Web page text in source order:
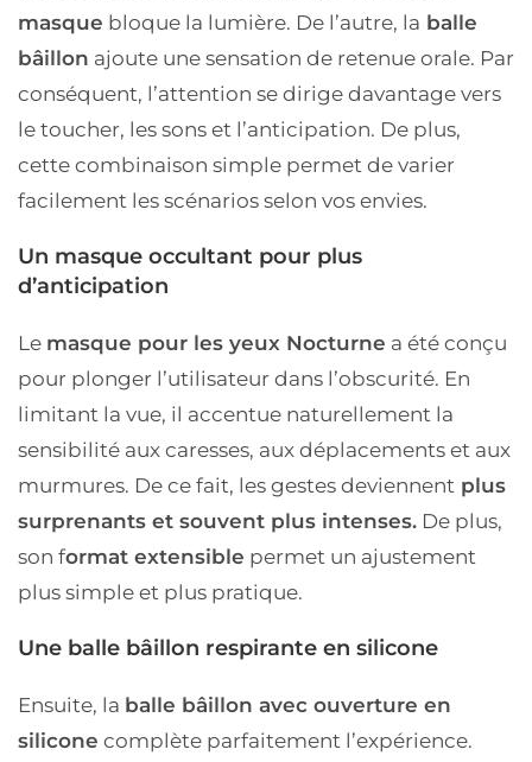
masque bloque la lumière. De l’autre, la balle
bâillon ajoute une sensation de retenue orale. Par
conséquent, l’attention se dirige davantage vers
le toucher, les sons et l’anticipation. De plus,
cette combinaison simple permet de varier
facilement les scénarios selon vos envies.
Un masque occultant pour plus
d’anticipation
Le masque pour les yeux Nocturne a été conçu
pour plonger l’utilisateur dans l’obscurité. En
limitant la vue, il accentue naturellement la
sensibilité aux caresses, aux déplacements et aux
murmures. De ce fait, les gestes deviennent plus
surprenants et souvent plus intenses. De plus,
son format extensible permet un ajustement
plus simple et plus pratique.
Une balle bâillon respirante en silicone
Ensuite, la balle bâillon avec ouverture en
silicone complète parfaitement l’expérience.